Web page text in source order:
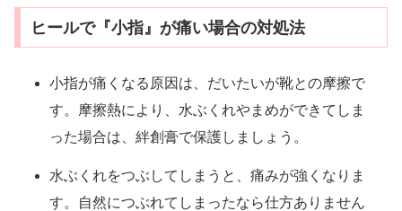
ヒールで『小指』が痛い場合の対処法
小指が痛くなる原因は、だいたいが靴との摩擦で
す。摩擦熱により、水ぶくれやまめができてしま
った場合は、絆創膏で保護しましょう。
水ぶくれをつぶしてしまうと、痛みが強くなりま
す。自然につぶれてしまったなら仕方ありません